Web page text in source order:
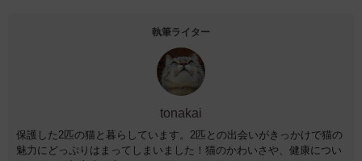
執筆ライター
tonakai
保護した2匹の猫と暮らしています。2匹との出会いがきっかけで猫の
魅力にどっぷりはまってしまいました！猫のかわいさや、健康につい